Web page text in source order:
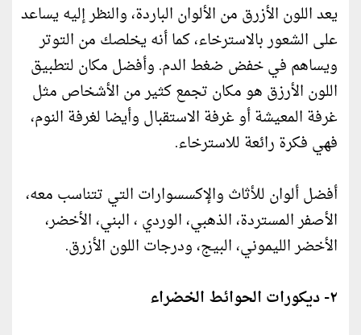
يعد اللون الأزرق من الألوان الباردة، والنظر إليه يساعد
على الشعور بالاسترخاء، كما أنه يخلصك من التوتر
ويساهم في خفض ضغط الدم. وأفضل مكان لتطبيق
اللون الأرزق هو مكان تجمع كثير من الأشخاص مثل
غرفة المعيشة أو غرفة الاستقبال وأيضا لغرفة النوم،
فهي فكرة رائعة للاسترخاء.
أفضل ألوان للأثاث والإكسسوارات التي تتناسب معه،
الأصفر المستردة، الذهبي، الوردي ، البني، الأخضر،
الأخضر الليموني، البيج، ودرجات اللون الأزرق.
٢- ديكورات الحوائط الخضراء